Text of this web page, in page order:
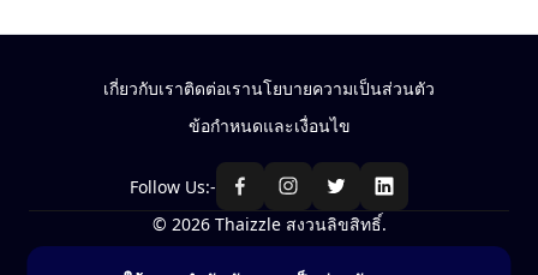
เกี่ยวกับเราติดต่อเรานโยบายความเป็นส่วนตัว
ข้อกำหนดและเงื่อนไข
Follow Us:-
© 2026 Thaizzle สงวนลิขสิทธิ์.